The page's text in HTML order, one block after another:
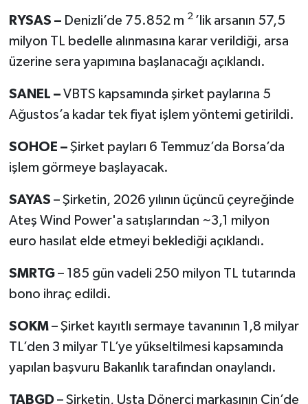
RYSAS – Denizli’de 75.852 m 2 ’lik arsanın 57,5
milyon TL bedelle alınmasına karar verildiği, arsa
üzerine sera yapımına başlanacağı açıklandı.
SANEL – VBTS kapsamında şirket paylarına 5
Ağustos’a kadar tek fiyat işlem yöntemi getirildi.
SOHOE – Şirket payları 6 Temmuz’da Borsa’da
işlem görmeye başlayacak.
SAYAS – Şirketin, 2026 yılının üçüncü çeyreğinde
Ateş Wind Power'a satışlarından ~3,1 milyon
euro hasılat elde etmeyi beklediği açıklandı.
SMRTG – 185 gün vadeli 250 milyon TL tutarında
bono ihraç edildi.
SOKM – Şirket kayıtlı sermaye tavanının 1,8 milyar
TL’den 3 milyar TL’ye yükseltilmesi kapsamında
yapılan başvuru Bakanlık tarafından onaylandı.
TABGD – Şirketin, Usta Dönerci markasının Çin’de